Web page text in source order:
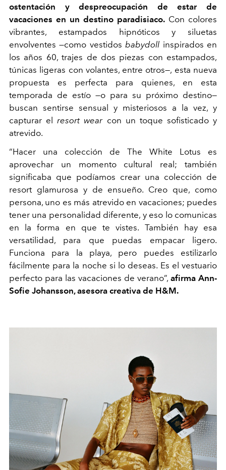
ostentación y despreocupación de estar de
vacaciones en un destino paradisiaco. Con colores
vibrantes, estampados hipnóticos y siluetas
envolventes —como vestidos babydoll inspirados en
los años 60, trajes de dos piezas con estampados,
túnicas ligeras con volantes, entre otros—, esta nueva
propuesta es perfecta para quienes, en esta
temporada de estío —o para su próximo destino—
buscan sentirse sensual y misteriosos a la vez, y
capturar elresort wearcon un toque sofisticado y
atrevido.
“Hacer una colección de The White Lotus es
aprovechar un momento cultural real; también
significaba que podíamos crear una colección de
resort glamurosa y de ensueño. Creo que, como
persona, uno es más atrevido en vacaciones; puedes
tener una personalidad diferente, y eso lo comunicas
en la forma en que te vistes. También hay esa
versatilidad, para que puedas empacar ligero.
Funciona para la playa, pero puedes estilizarlo
fácilmente para la noche si lo deseas. Es el vestuario
perfecto para las vacaciones de verano”, afirma Ann-
Sofie Johansson, asesora creativa de H&M.